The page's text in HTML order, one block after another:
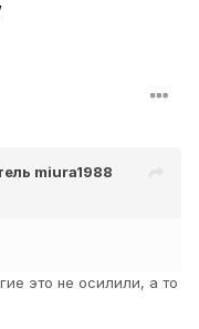
miura1988
это не осилили, а то